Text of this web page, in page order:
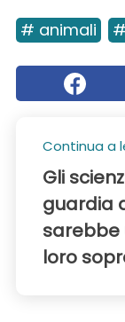
# animali
Continua a
Gli
guardia
sarebbe
loro